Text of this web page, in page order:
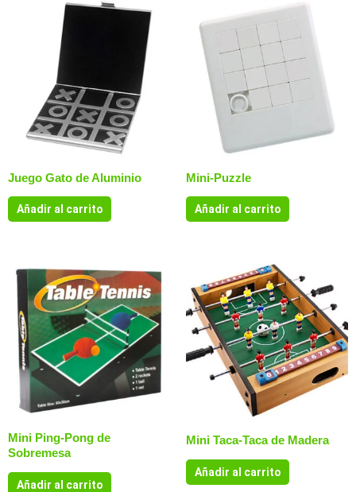
Juego Gato de Aluminio
Añadir al carrito
Mini-Puzzle
Añadir al carrito
Mini Ping-Pong de
Sobremesa
Añadir al carrito
Mini Taca-Taca de Madera
Añadir al carrito